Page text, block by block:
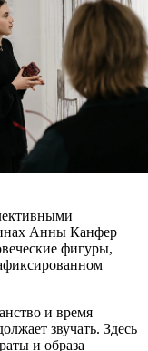
Анны Канфер
фигуры,
и время
звучать. Здесь
и образа